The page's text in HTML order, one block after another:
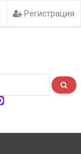
Регистрация